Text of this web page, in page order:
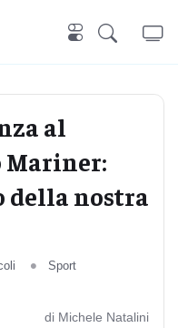
al
Mariner:
della nostra
Sport
di Michele Natalini